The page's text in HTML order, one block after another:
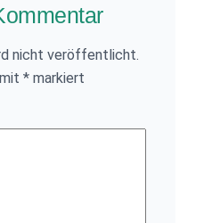
nicht veröffentlicht.
*markiert